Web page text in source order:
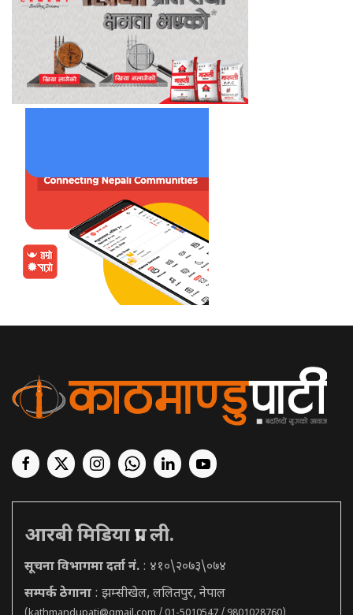
आरबी मिडिया प्रा. ली.
सूचना विभागमा दर्ता नं. : ४१०\२०७३\०७४
सम्पर्क ठेगाना : झम्सीखेल, ललितपुर, नेपाल